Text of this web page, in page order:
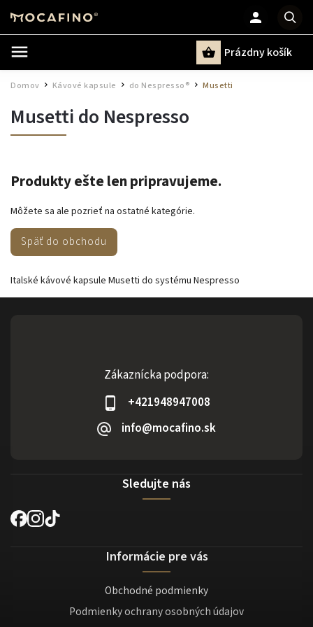
Prázdny košík
Domov Kávové kapsule do Nespresso® / Musetti
Musetti do Nespresso
Produkty ešte len pripravujeme.
Môžete sa ale pozrieť na ostatné kategórie.
Späť do obchodu
Italské kávové kapsule Musetti do systému Nespresso
Zákaznícka podpora:
+421948947008
info@mocafino.sk
Sledujte nás
Informácie pre vás
Obchodné podmienky
Podmienky ochrany osobných údajov